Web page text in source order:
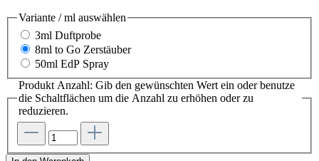
Variante / ml auswählen
3ml Duftprobe
8ml to Go Zerstäuber
50ml EdP Spray
Produkt Anzahl: Gib den gewünschten Wert ein oder benutze
die Schaltflächen um die Anzahl zu erhöhen oder zu
reduzieren.